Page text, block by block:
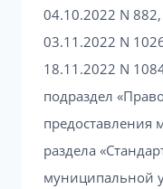
04.10.2022 N
03.11.2022 N
18.11.2022 N
подраздел
предоставления
раздела
муниципальной